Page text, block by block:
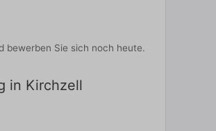
bewerben Sie sich noch heute.
in Kirchzell